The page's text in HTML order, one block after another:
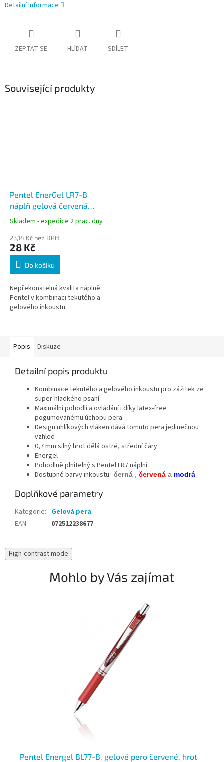
Detailní informace
ZEPTAT SE HLÍDAT SDÍLET
Související produkty
Pentel EnerGel LR7-B
náplň gelová červená
0,7mm, silný hrot
Skladem - expedice 2 prac. dny
23,14 Kč bez DPH
28 Kč
Do košíku
Nepřekonatelná kvalita náplně
Pentel v kombinaci tekutého a
gelového inkoustu.
Popis Diskuze
Detailní popis produktu
Kombinace tekutého a gelového inkoustu pro zážitek ze
super-hladkého psaní
Maximální pohodlí a ovládání i díky latex-free
pogumovanému úchopu pera.
Design uhlíkových vláken dává tomuto pera jedinečnou
vzhled
0,7 mm silný hrot dělá ostré, střední čáry
Energel
Pohodlně plnitelný s Pentel LR7 náplní
Dostupné barvy inkoustu: černá červená a modrá
Doplňkové parametry
Kategorie: Gelová pera
EAN: 072512238677
High-contrast mode
Mohlo by Vás zajímat
Pentel Energel BL77-B, gelové pero červené, hrot